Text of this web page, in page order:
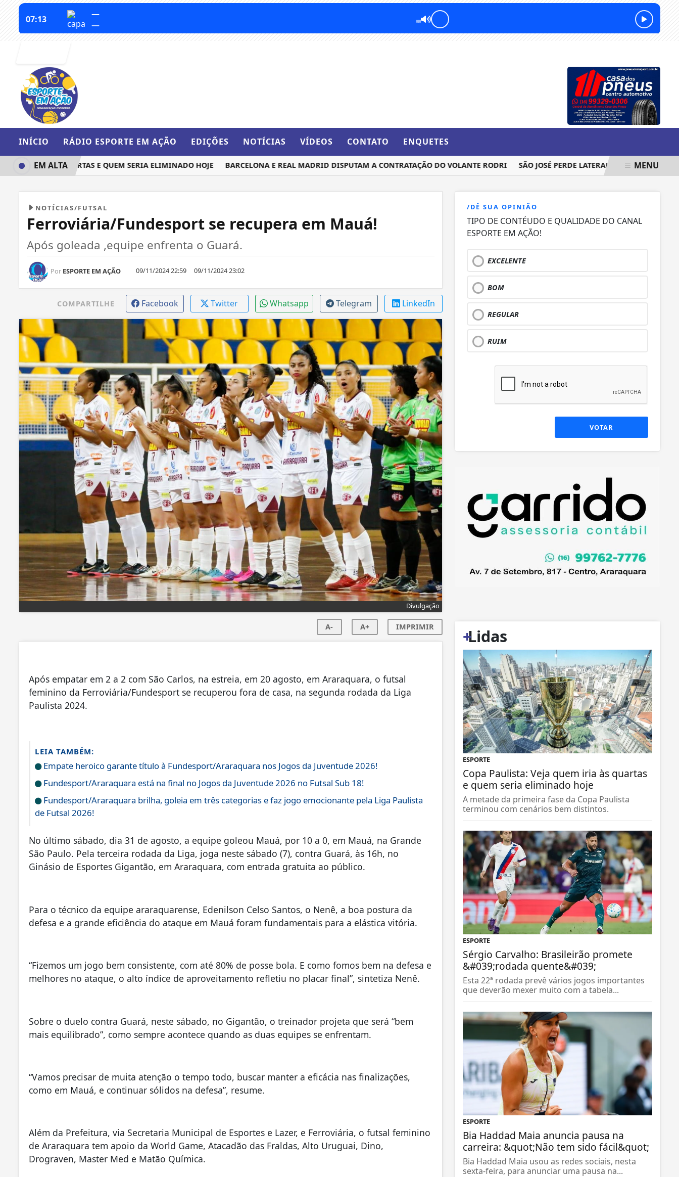
INÍCIO RÁDIO ESPORTE EM AÇÃO EDIÇÕES NOTÍCIAS VÍDEOS CONTATO ENQUETES
IRIA ÀS QUARTAS E QUEM SERIA ELIMINADO HOJE BARCELONA E REAL MADRID DISPUTAM A CONTRATAÇÃO DO VOLANTE RODRI SÃO JOSÉ PERDE LATERAL PARA SEQUÊNCIA DA
EM ALTA MENU
NOTÍCIAS/FUTSAL
Ferroviária/Fundesport se recupera em Mauá!
Após goleada ,equipe enfrenta o Guará.
Por ESPORTE EM AÇÃO 09/11/2024 22:59 09/11/2024 23:02
COMPARTILHE Facebook Twitter Whatsapp Telegram LinkedIn
Divulgação
A- A+ IMPRIMIR
Após empatar em 2 a 2 com São Carlos, na estreia, em 20 agosto, em Araraquara, o futsal
feminino da Ferroviária/Fundesport se recuperou fora de casa, na segunda rodada da Liga
Paulista 2024.
LEIA TAMBÉM:
Empate heroico garante título à Fundesport/Araraquara nos Jogos da Juventude 2026!
Fundesport/Araraquara está na final no Jogos da Juventude 2026 no Futsal Sub 18!
Fundesport/Araraquara brilha, goleia em três categorias e faz jogo emocionante pela Liga Paulista
de Futsal 2026!
No último sábado, dia 31 de agosto, a equipe goleou Mauá, por 10 a 0, em Mauá, na Grande
São Paulo. Pela terceira rodada da Liga, joga neste sábado (7), contra Guará, às 16h, no
Ginásio de Esportes Gigantão, em Araraquara, com entrada gratuita ao público.
Para o técnico da equipe araraquarense, Edenilson Celso Santos, o Nenê, a boa postura da
defesa e a grande eficiência do ataque em Mauá foram fundamentais para a elástica vitória.
“Fizemos um jogo bem consistente, com até 80% de posse bola. E como fomos bem na defesa e
melhores no ataque, o alto índice de aproveitamento refletiu no placar final”, sintetiza Nenê.
Sobre o duelo contra Guará, neste sábado, no Gigantão, o treinador projeta que será “bem
mais equilibrado”, como sempre acontece quando as duas equipes se enfrentam.
“Vamos precisar de muita atenção o tempo todo, buscar manter a eficácia nas finalizações,
como em Mauá, e continuar sólidos na defesa”, resume.
Além da Prefeitura, via Secretaria Municipal de Esportes e Lazer, e Ferroviária, o futsal feminino
de Araraquara tem apoio da World Game, Atacadão das Fraldas, Alto Uruguai, Dino,
Drograven, Master Med e Matão Química.
/DÊ SUA OPINIÃO
TIPO DE CONTÉUDO E QUALIDADE DO CANAL
ESPORTE EM AÇÃO!
EXCELENTE
BOM
REGULAR
RUIM
VOTAR
+
Lidas
ESPORTE
Copa Paulista: Veja quem iria às quartas
e quem seria eliminado hoje
A metade da primeira fase da Copa Paulista
terminou com cenários bem distintos.
ESPORTE
Sérgio Carvalho: Brasileirão promete
&#039;rodada quente&#039;
Esta 22ª rodada prevê vários jogos importantes
que deverão mexer muito com a tabela...
ESPORTE
Bia Haddad Maia anuncia pausa na
carreira: &quot;Não tem sido fácil&quot;
Bia Haddad Maia usou as redes sociais, nesta
sexta-feira, para anunciar uma pausa na...